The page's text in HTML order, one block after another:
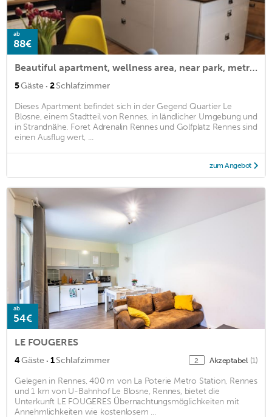
ab
88€
Beautiful apartment, wellness area, near park, metro and city center
5Gäste · 2Schlafzimmer
Dieses Apartment befindet sich in der Gegend Quartier Le
Blosne, einem Stadtteil von Rennes, in ländlicher Umgebung und
in Strandnähe. Foret Adrenalin Rennes und Golfplatz Rennes sind
einen Ausflug wert, ...
zum Angebot
ab
54€
LE FOUGERES
4Gäste · 1Schlafzimmer 2 Akzeptabel (1)
Gelegen in Rennes, 400 m von La Poterie Metro Station, Rennes
und 1 km von U-Bahnhof Le Blosne, Rennes, bietet die
Unterkunft LE FOUGERES Übernachtungsmöglichkeiten mit
Annehmlichkeiten wie kostenlosem ...